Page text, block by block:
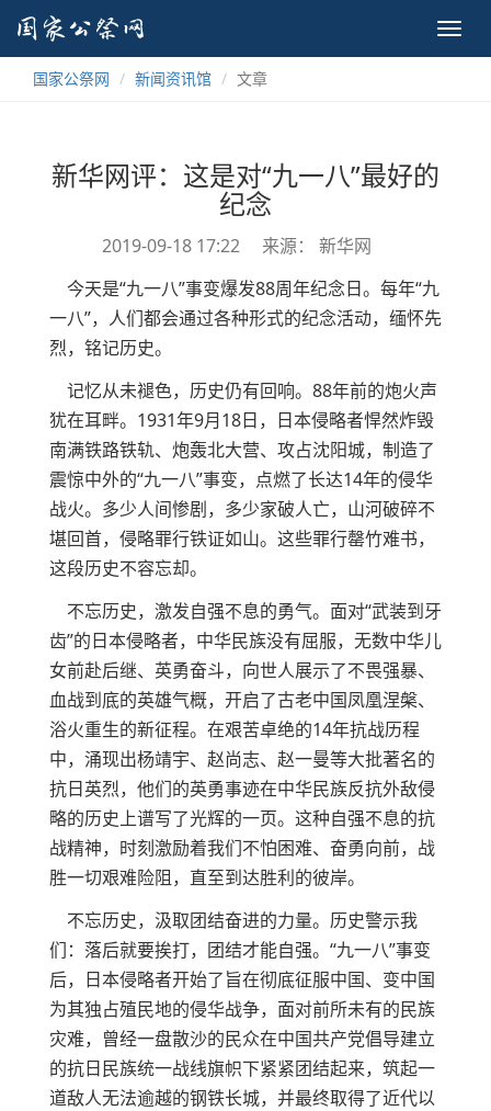
国家公祭网
新闻资讯馆 文章
新华网评：这是对“九一八”最好的
纪念
2019-09-18 17:22
来源： 新华网
今天是“九一八”事变爆发88周年纪念日。每年“九
一八”，人们都会通过各种形式的纪念活动，缅怀先
烈，铭记历史。
记忆从未褪色，历史仍有回响。88年前的炮火声
犹在耳畔。1931年9月18日，日本侵略者悍然炸毁
南满铁路铁轨、炮轰北大营、攻占沈阳城，制造了
震惊中外的“九一八”事变，点燃了长达14年的侵华
战火。多少人间惨剧，多少家破人亡，山河破碎不
堪回首，侵略罪行铁证如山。这些罪行罄竹难书，
这段历史不容忘却。
不忘历史，激发自强不息的勇气。面对“武装到牙
齿”的日本侵略者，中华民族没有屈服，无数中华儿
女前赴后继、英勇奋斗，向世人展示了不畏强暴、
血战到底的英雄气概，开启了古老中国凤凰涅槃、
浴火重生的新征程。在艰苦卓绝的14年抗战历程
中，涌现出杨靖宇、赵尚志、赵一曼等大批著名的
抗日英烈，他们的英勇事迹在中华民族反抗外敌侵
略的历史上谱写了光辉的一页。这种自强不息的抗
战精神，时刻激励着我们不怕困难、奋勇向前，战
胜一切艰难险阻，直至到达胜利的彼岸。
不忘历史，汲取团结奋进的力量。历史警示我
们：落后就要挨打，团结才能自强。“九一八”事变
后，日本侵略者开始了旨在彻底征服中国、变中国
为其独占殖民地的侵华战争，面对前所未有的民族
灾难，曾经一盘散沙的民众在中国共产党倡导建立
的抗日民族统一战线旗帜下紧紧团结起来，筑起一
道敌人无法逾越的钢铁长城，并最终取得了近代以